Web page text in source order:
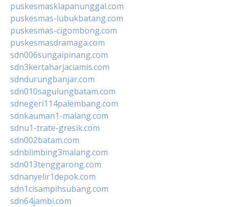
puskesmasklapanunggal.com
puskesmas-lubukbatang.com
puskesmas-cigombong.com
puskesmasdramaga.com
sdn006sungaipinang.com
sdn3kertaharjaciamis.com
sdndurungbanjar.com
sdn010sagulungbatam.com
sdnegeri114palembang.com
sdnkauman1-malang.com
sdnu1-trate-gresik.com
sdn002batam.com
sdnblimbing3malang.com
sdn013tenggarong.com
sdnanyelir1depok.com
sdn1cisampihsubang.com
sdn64jambi.com